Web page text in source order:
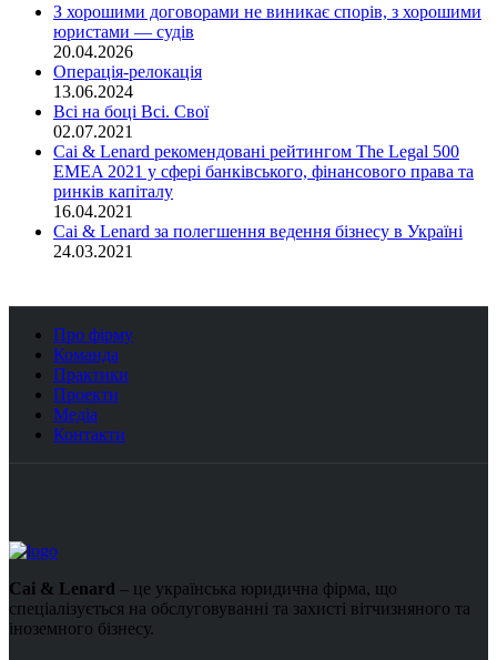
З хорошими договорами не виникає спорів, з хорошими
юристами — судів
20.04.2026
Операція-релокація
13.06.2024
Всі на боці Всі. Свої
02.07.2021
Cai & Lenard рекомендовані рейтингом The Legal 500
EMEA 2021 у сфері банківського, фінансового права та
ринків капіталу
16.04.2021
Cai & Lenard за полегшення ведення бізнесу в Україні
24.03.2021
Про фірму
Команда
Практики
Проекти
Медіа
Контакти
Cai & Lenard – це українська юридична фірма, що
спеціалізується на обслуговуванні та захисті вітчизняного та
іноземного бізнесу.